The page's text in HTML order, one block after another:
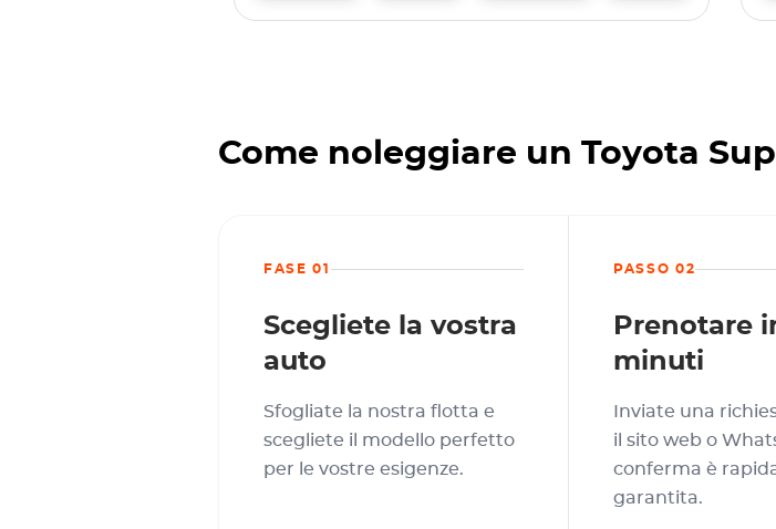
Come noleggiare un Toyota
FASE 01
Scegliete la vostra
auto
Sfogliate la nostra flotta e
scegliete il modello perfetto
per le vostre esigenze.
PASSO 02
Prenotare
minuti
Inviate una
il sito web o
conferma è
garantita.